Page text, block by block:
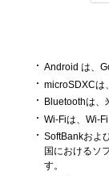
Android は、
microSDXCは
Bluetoothは、
Wi-Fiは、Wi-
SoftBankおよ
国におけるソ
す。